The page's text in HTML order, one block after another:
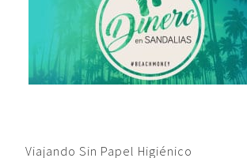
Viajando Sin Papel Higiénico